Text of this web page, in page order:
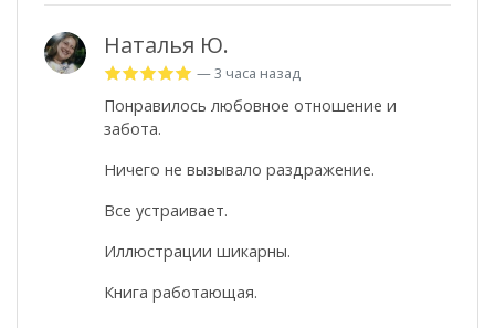
Наталья Ю.
— 3 часа назад
Понравилось любовное отношение и
забота.
Ничего не вызывало раздражение.
Все устраивает.
Иллюстрации шикарны.
Книга работающая.